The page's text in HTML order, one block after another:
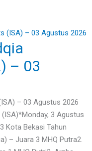
– 03
– 03 Agustus 2026
3 Agustus
Kota Bekasi Tahun
– Juara 3 MHQ Putra2.